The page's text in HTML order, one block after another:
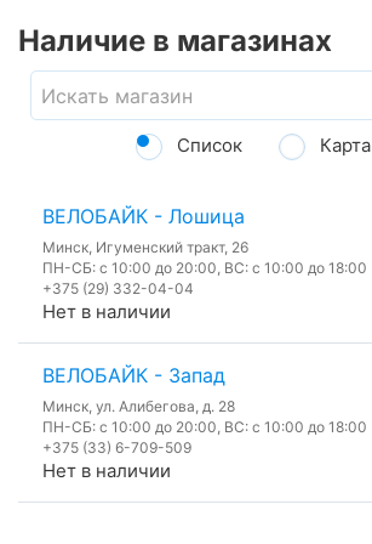
Наличие в магазинах
Список Карта
ВЕЛОБАЙК - Лошица
Минск, Игуменский тракт, 26
ПН-СБ: с 10:00 до 20:00, ВС: с 10:00 до 18:00
+375 (29) 332-04-04
Нет в наличии
ВЕЛОБАЙК - Запад
Минск, ул. Алибегова, д. 28
ПН-СБ: с 10:00 до 20:00, ВС: с 10:00 до 18:00
+375 (33) 6-709-509
Нет в наличии